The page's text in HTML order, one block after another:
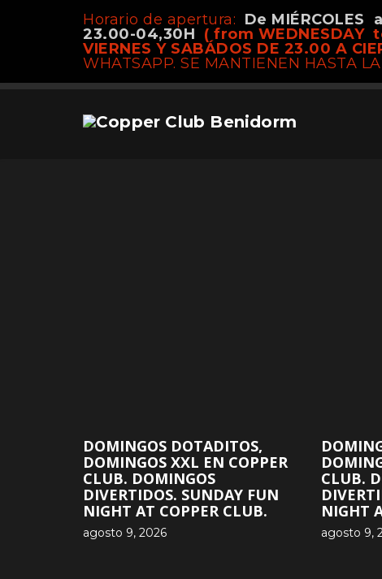
Horario de apertura: De MIÉRCOLES
23.00-04,30H ( from WEDNESDAY
VIERNES Y SABÁDOS DE 23.00 A
WHATSAPP. SE MANTIENEN HASTA
MEN´S
DOMINGOS DOTADITOS,
DOMINGOS XXL EN COPPER
CLUB. DOMINGOS
DIVERTIDOS. SUNDAY FUN
NIGHT AT COPPER CLUB.
agosto 9, 2026
CLUB.
NIGHT
agosto 9,